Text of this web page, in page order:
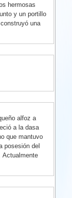
hermosas
y un portillo
una
alfoz a
posesión del
Actualmente